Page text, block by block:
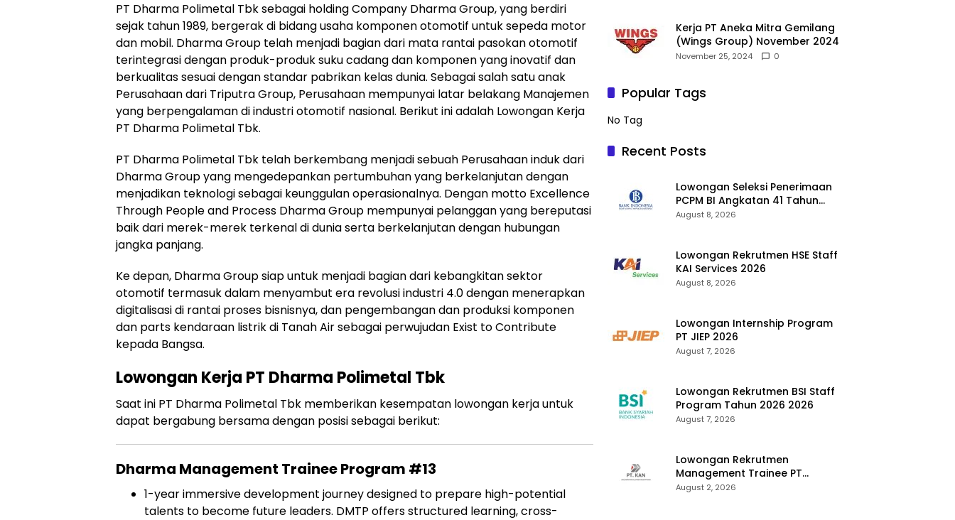
PT Dharma Polimetal Tbk sebagai holding Company Dharma Group, yang berdiri
sejak tahun 1989, bergerak di bidang usaha komponen otomotif untuk sepeda motor
dan mobil. Dharma Group telah menjadi bagian dari mata rantai pasokan otomotif
terintegrasi dengan produk-produk suku cadang dan komponen yang inovatif dan
berkualitas sesuai dengan standar pabrikan kelas dunia. Sebagai salah satu anak
Perusahaan dari Triputra Group, Perusahaan mempunyai latar belakang Manajemen
yang berpengalaman di industri otomotif nasional. Berikut ini adalah Lowongan Kerja
PT Dharma Polimetal Tbk.
PT Dharma Polimetal Tbk telah berkembang menjadi sebuah Perusahaan induk dari
Dharma Group yang mengedepankan pertumbuhan yang berkelanjutan dengan
menjadikan teknologi sebagai keunggulan operasionalnya. Dengan motto Excellence
Through People and Process Dharma Group mempunyai pelanggan yang bereputasi
baik dari merek-merek terkenal di dunia serta berkelanjutan dengan hubungan
jangka panjang.
Ke depan, Dharma Group siap untuk menjadi bagian dari kebangkitan sektor
otomotif termasuk dalam menyambut era revolusi industri 4.0 dengan menerapkan
digitalisasi di rantai proses bisnisnya, dan pengembangan dan produksi komponen
dan parts kendaraan listrik di Tanah Air sebagai perwujudan Exist to Contribute
kepada Bangsa.
Lowongan Kerja PT Dharma Polimetal Tbk
Saat ini PT Dharma Polimetal Tbk memberikan kesempatan lowongan kerja untuk
dapat bergabung bersama dengan posisi sebagai berikut:
Dharma Management Trainee Program #13
1-year immersive development journey designed to prepare high-potential
talents to become future leaders. DMTP offers structured learning, cross-
Kerja PT Aneka Mitra Gemilang
(Wings Group) November 2024
November 25, 2024 0
Popular Tags
No Tag
Recent Posts
Lowongan Seleksi Penerimaan
PCPM BI Angkatan 41 Tahun
2026 2026
August 8, 2026
Lowongan Rekrutmen HSE Staff
KAI Services 2026
August 8, 2026
Lowongan Internship Program
PT JIEP 2026
August 7, 2026
Lowongan Rekrutmen BSI Staff
Program Tahun 2026 2026
August 7, 2026
Lowongan Rekrutmen
Management Trainee PT
Kalimantan Alumina Nusantara
August 2, 2026